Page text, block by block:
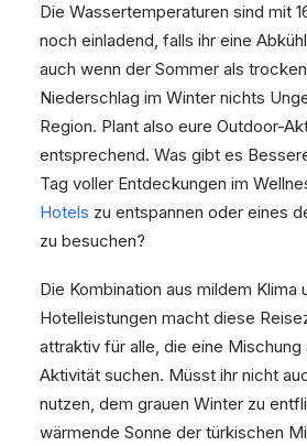
Die Wassertemperaturen sind mit
noch einladend, falls ihr eine
auch wenn der Sommer als
Niederschlag im Winter nichts
Region. Plant also eure Outdoor-
entsprechend. Was gibt es
Tag voller Entdeckungen im
Hotels zu entspannen oder eines
zu besuchen?
Die Kombination aus mildem Klima
Hotelleistungen macht diese
attraktiv für alle, die eine Mischung
Aktivität suchen. Müsst ihr nicht
nutzen, dem grauen Winter zu
wärmende Sonne der türkischen